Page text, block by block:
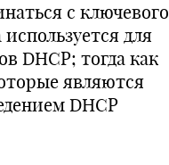
с ключевого
для
DHCP; тогда как
являются
DHCP